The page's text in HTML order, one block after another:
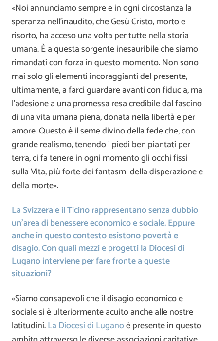
«Noi annunciamo sempre e in ogni circostanza la
speranza nell’inaudito, che Gesù Cristo, morto e
risorto, ha acceso una volta per tutte nella storia
umana. È a questa sorgente inesauribile che siamo
rimandati con forza in questo momento. Non sono
mai solo gli elementi incoraggianti del presente,
ultimamente, a farci guardare avanti con fiducia, ma
l’adesione a una promessa resa credibile dal fascino
di una vita umana piena, donata nella libertà e per
amore. Questo è il seme divino della fede che, con
grande realismo, tenendo i piedi ben piantati per
terra, ci fa tenere in ogni momento gli occhi fissi
sulla Vita, più forte dei fantasmi della disperazione e
della morte».
La Svizzera e il Ticino rappresentano senza dubbio
un’area di benessere economico e sociale. Eppure
anche in questo contesto esistono povertà e
disagio. Con quali mezzi e progetti la Diocesi di
Lugano interviene per fare fronte a queste
situazioni?
«Siamo consapevoli che il disagio economico e
sociale si è ulteriormente acuito anche alle nostre
latitudini.La Diocesi di Luganoè presente in questo